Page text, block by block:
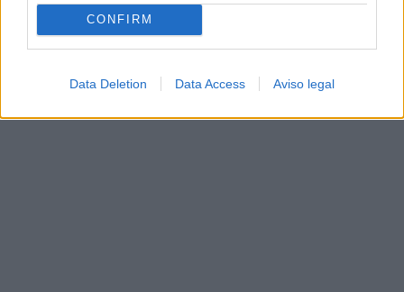
CONFIRM
Data Deletion Data Access Aviso legal